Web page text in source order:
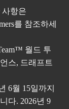
항은
를 참조하세
월드 투
스, 드래프트
6월 15일까지
다. 2026년 9